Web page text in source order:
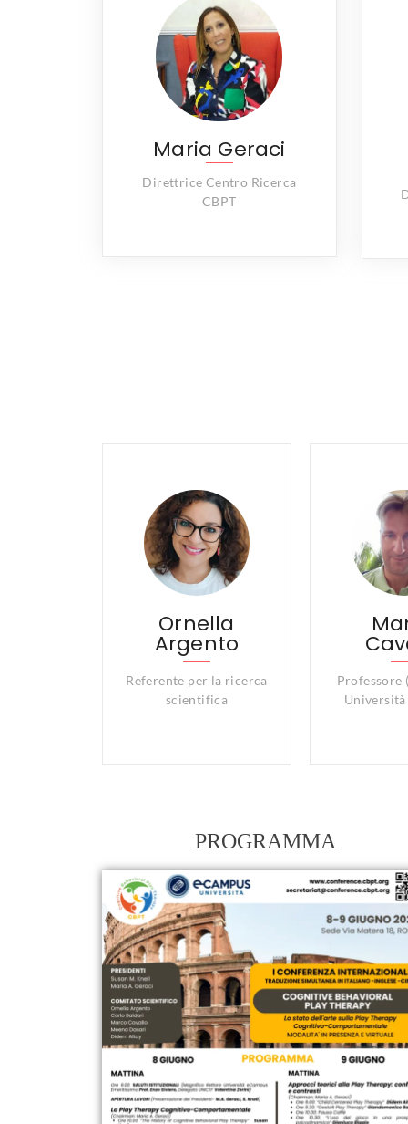
Maria Geraci
Direttrice Centro Ricerca
CBPT
Ornella
Argento
Referente per la ricerca
scientifica
Professore
Università
PROGRAMMA